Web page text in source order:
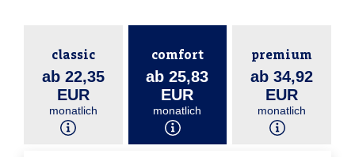
classic
ab 22,35
EUR
monatlich
comfort
ab 25,83
EUR
monatlich
premium
ab 34,92
EUR
monatlich